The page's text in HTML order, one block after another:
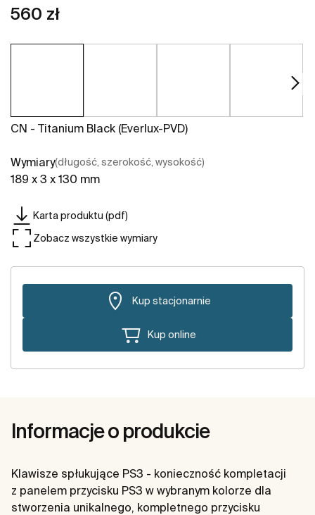
560 zł
CN - Titanium Black (Everlux-PVD)
Wymiary(długość, szerokość, wysokość)
189 x 3 x 130 mm
Karta produktu (pdf)
Zobacz wszystkie wymiary
Kup stacjonarnie
Kup online
Informacje o produkcie
Klawisze spłukujące PS3 - konieczność kompletacji
z panelem przycisku PS3 w wybranym kolorze dla
stworzenia unikalnego, kompletnego przycisku